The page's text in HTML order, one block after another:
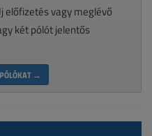
előfizetés vagy meglévő
két pólót jelentős
→